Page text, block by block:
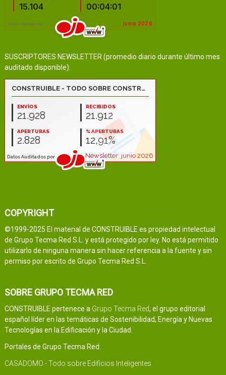
SUSCRIPTORES NEWSLETTER (promedio diario durante último mes
auditado disponible):
COPYRIGHT
©1999-2025 El material de CONSTRUIBLE es propiedad intelectual
de Grupo Tecma Red S.L. y está protegido por ley. No está permitido
utilizarlo de ninguna manera sin hacer referencia a la fuente y sin
permiso por escrito de Grupo Tecma Red S.L.
SOBRE GRUPO TECMA RED
CONSTRUIBLE pertenece a Grupo Tecma Red, el grupo editorial
español líder en las temáticas de Sostenibilidad, Energía y Nuevas
Tecnologías en la Edificación y la Ciudad.
Portales de Grupo Tecma Red:
CASADOMO - Todo sobre Edificios Inteligentes